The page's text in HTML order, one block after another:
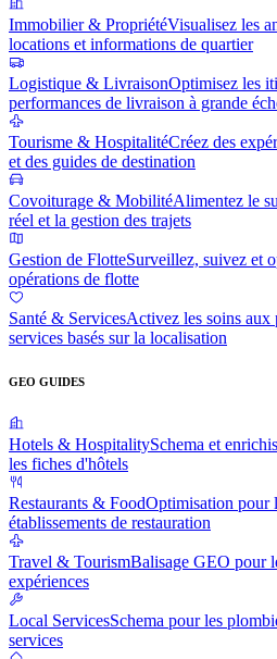
Immobilier & PropriétéVisualisez les
locations et informations de quartier
Logistique & LivraisonOptimisez les
performances de livraison à grande
Tourisme & HospitalitéCréez des
et des guides de destination
Covoiturage & MobilitéAlimentez le
réel et la gestion des trajets
Gestion de FlotteSurveillez, suivez et
opérations de flotte
Santé & ServicesActivez les soins aux
services basés sur la localisation
GEO GUIDES
Hotels & HospitalitySchema et
les fiches d'hôtels
Restaurants & FoodOptimisation pour
établissements de restauration
Travel & TourismBalisage GEO pour
expériences
Local ServicesSchema pour les
services